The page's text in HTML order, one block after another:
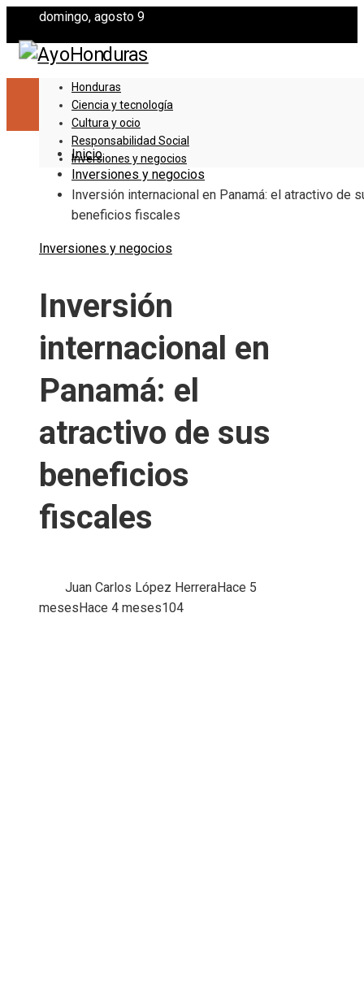
domingo, agosto 9
Honduras
Ciencia y tecnología
Cultura y ocio
Responsabilidad Social
Inversiones y negocios
Inicio
Inversiones y negocios
Inversión internacional en Panamá: el atractivo de
beneficios fiscales
Inversiones y negocios
Inversión
internacional en
Panamá: el
atractivo de sus
beneficios
fiscales
Juan Carlos López HerreraHace 5
meses Hace 4 meses104